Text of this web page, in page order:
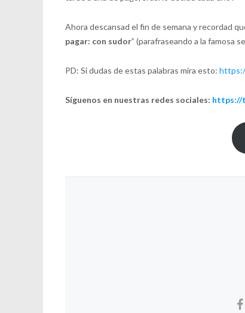
Ahora descansad el fin de semana y recordad
pagar: con sudor” (parafraseando a la famosa
PD: Si dudas de estas palabras mira esto:
Síguenos en nuestras redes sociales: https://